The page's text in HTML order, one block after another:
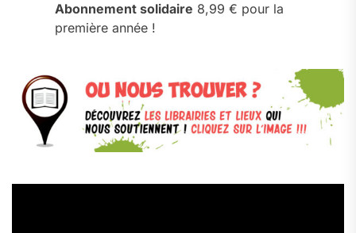
Abonnement solidaire 8,99 € pour la
première année !